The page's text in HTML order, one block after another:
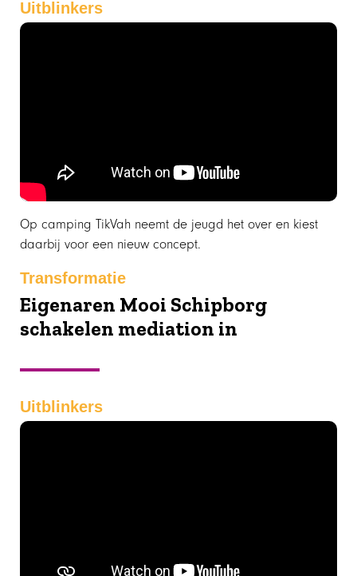
Uitblinkers
Op camping TikVah neemt de jeugd het over en kiest
daarbij voor een nieuw concept.
Transformatie
Eigenaren Mooi Schipborg
schakelen mediation in
Uitblinkers